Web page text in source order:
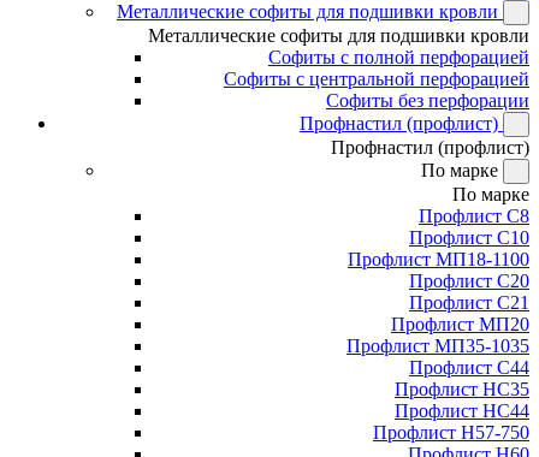
Металлические софиты для подшивки кровли
Металлические софиты для подшивки кровли
Софиты с полной перфорацией
Софиты с центральной перфорацией
Софиты без перфорации
Профнастил (профлист)
Профнастил (профлист)
По марке
По марке
Профлист С8
Профлист С10
Профлист МП18-1100
Профлист С20
Профлист С21
Профлист МП20
Профлист МП35-1035
Профлист С44
Профлист НС35
Профлист НС44
Профлист Н57-750